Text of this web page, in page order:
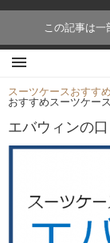
この記事は
スーツケースおすす
おすすめスーツケース
エバウィンの